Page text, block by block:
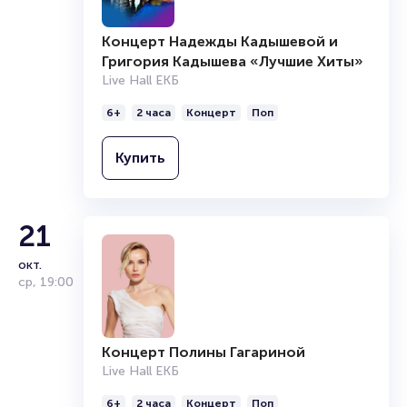
Концерт Надежды Кадышевой и
Григория Кадышева «Лучшие Хиты»
Live Hall ЕКБ
6+ 2 часа Концерт Поп
Купить
21
окт.
ср, 19:00
Концерт Полины Гагариной
Live Hall ЕКБ
6+ 2 часа Концерт Поп